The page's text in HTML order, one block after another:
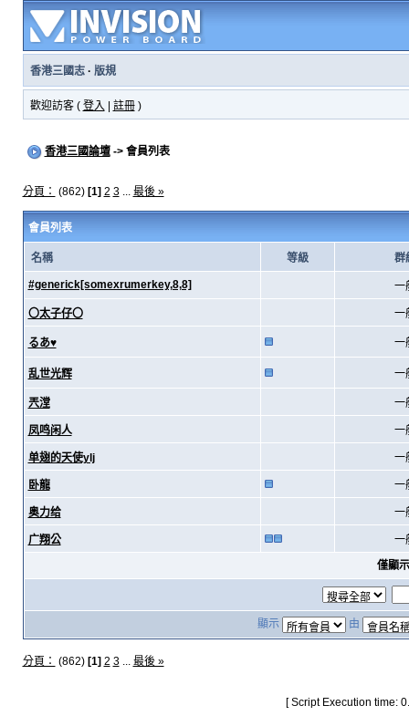
香港三國志· 版規
歡迎訪客 ( 登入 註冊)
香港三國論壇-> 會員列表
分頁： (862) [1] 2 3... 最後 »
會員列表
名稱 等級 群
#generick[somexrumerkey,8,8] 一
〇太子仔〇 一
るあ♥ 一
乱世光辉 一
兲漟 一
凤鸣闲人 一
单翅的天使ylj 一
卧龍 一
奥力给 一
广翔公
一
僅顯
顯示 由
分頁： (862) [1] 2 3... 最後 »
[ Script Execution time: